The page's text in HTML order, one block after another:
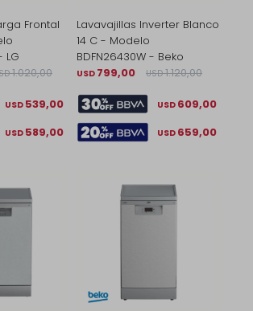
Frontal
LG
1.020,00
USD 539,00
USD 589,00
Lavavajillas Inverter Blanco
14 C - Modelo
BDFN26430W - Beko
USD 799,00 USD 1.120,00
USD 609,00
USD 659,00